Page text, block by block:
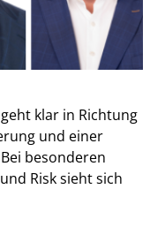
klar in Richtung
und einer
besonderen
Risk sieht sich